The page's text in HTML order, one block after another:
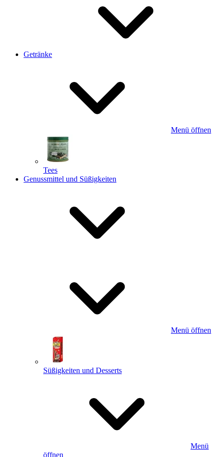
Getränke
Menü öffnen
Tees
Genussmittel und Süßigkeiten
Menü öffnen
Süßigkeiten und Desserts
Menü
öffnen